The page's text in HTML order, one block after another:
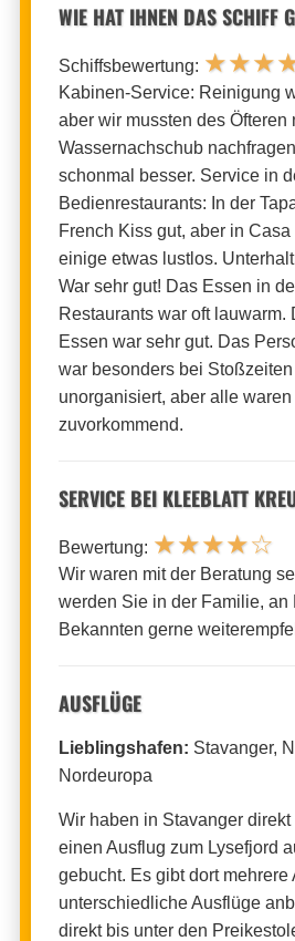
WIE HAT IHNEN DAS SCHIFF
Schiffsbewertung: ★★★
Kabinen-Service: Reinigung
aber wir mussten des Öfteren
Wassernachschub
schonmal besser. Service in
Bedienrestaurants: In der
French Kiss gut, aber in
einige etwas lustlos.
War sehr gut! Das Essen in
Restaurants war oft lauwarm.
Essen war sehr gut. Das
war besonders bei
unorganisiert, aber alle waren
zuvorkommend.
SERVICE BEI KLEEBLATT
Bewertung: ★★★★☆
Wir waren mit der Beratung
werden Sie in der Familie, an
Bekannten gerne
AUSFLÜGE
Lieblingshafen: Stavanger,
Nordeuropa
Wir haben in Stavanger
einen Ausflug zum Lysefjord
gebucht. Es gibt dort mehrere
unterschiedliche Ausflüge
direkt bis unter den